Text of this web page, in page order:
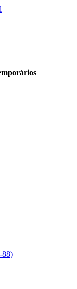
88)